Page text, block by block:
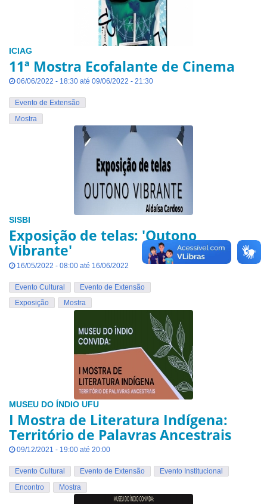
ICIAG
11ª Mostra Ecofalante de Cinema
06/06/2022 - 18:30 até 09/06/2022 - 21:30
Evento de Extensão
Mostra
SISBI
Exposição de telas: 'Outono
Vibrante'
16/05/2022 - 08:00 até 16/06/2022
Evento Cultural
Evento de Extensão
Exposição
Mostra
MUSEU DO ÍNDIO UFU
I Mostra de Literatura Indígena:
Território de Palavras Ancestrais
09/12/2021 - 19:00 até 20:00
Evento Cultural Evento de Extensão
Evento Institucional
Encontro
Mostra